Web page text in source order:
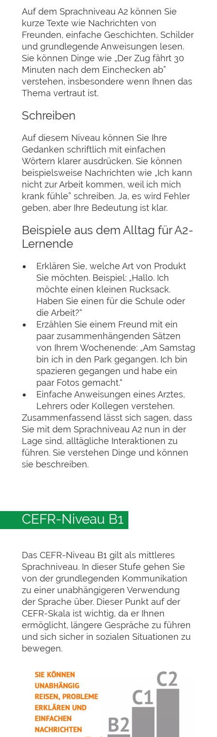
Auf dem Sprachniveau A2 können Sie
kurze Texte wie Nachrichten von
Freunden, einfache Geschichten, Schilder
und grundlegende Anweisungen lesen.
Sie können Dinge wie „Der Zug fährt 30
Minuten nach dem Einchecken ab”
verstehen, insbesondere wenn Ihnen das
Thema vertraut ist.
Schreiben
Auf diesem Niveau können Sie Ihre
Gedanken schriftlich mit einfachen
Wörtern klarer ausdrücken. Sie können
beispielsweise Nachrichten wie „Ich kann
nicht zur Arbeit kommen, weil ich mich
krank fühle” schreiben. Ja, es wird Fehler
geben, aber Ihre Bedeutung ist klar.
Beispiele aus dem Alltag für A2-
Lernende
Erklären Sie, welche Art von Produkt
Sie möchten. Beispiel: „Hallo. Ich
möchte einen kleinen Rucksack.
Haben Sie einen für die Schule oder
die Arbeit?“
Erzählen Sie einem Freund mit ein
paar zusammenhängenden Sätzen
von Ihrem Wochenende: „Am Samstag
bin ich in den Park gegangen. Ich bin
spazieren gegangen und habe ein
paar Fotos gemacht.“
Einfache Anweisungen eines Arztes,
Lehrers oder Kollegen verstehen.
Zusammenfassend lässt sich sagen, dass
Sie mit dem Sprachniveau A2 nun in der
Lage sind, alltägliche Interaktionen zu
führen. Sie verstehen Dinge und können
sie beschreiben.
CEFR-Niveau B1
Das CEFR-Niveau B1 gilt als mittleres
Sprachniveau. In dieser Stufe gehen Sie
von der grundlegenden Kommunikation
zu einer unabhängigeren Verwendung
der Sprache über. Dieser Punkt auf der
CEFR-Skala ist wichtig, da er Ihnen
ermöglicht, längere Gespräche zu führen
und sich sicher in sozialen Situationen zu
bewegen.